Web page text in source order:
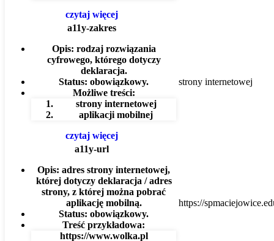
czytaj więcej
a11y-zakres
Opis: rodzaj rozwiązania
cyfrowego, którego dotyczy
deklaracja.
Status: obowiązkowy.
Możliwe treści:
strony internetowej
aplikacji mobilnej
czytaj więcej
strony internetowej
a11y-url
Opis: adres strony internetowej,
której dotyczy deklaracja / adres
strony, z której można pobrać
aplikację mobilną.
Status: obowiązkowy.
Treść przykładowa:
https://www.wolka.pl
https://